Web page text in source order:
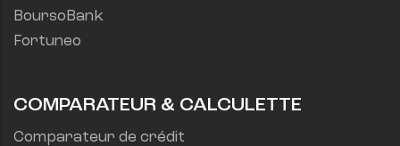
BoursoBank
Fortuneo
COMPARATEUR & CALCULETTE
Comparateur de crédit